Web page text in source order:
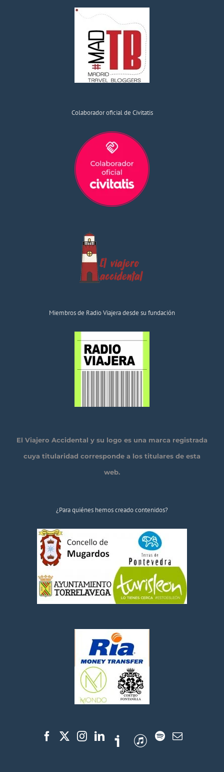
Colaborador oficial de Civitatis
Miembros de Radio Viajera desde su fundación
El Viajero Accidental y su logo es una marca registrada
cuya titularidad corresponde a los titulares de esta
web.
¿Para quiénes hemos creado contenidos?